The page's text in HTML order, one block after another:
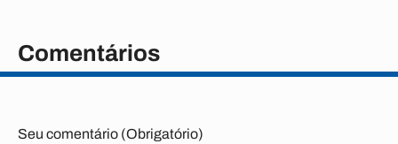
Comentários
Seu comentário (Obrigatório)